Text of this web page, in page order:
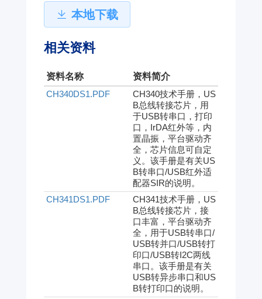
本地下载
相关资料
资料名称
资料简介
CH340DS1.PDF
CH340技术手册，US
B总线转接芯片，用
于USB转串口，打印
口，IrDA红外等，内
置晶振，平台驱动齐
全，芯片信息可自定
义。该手册是有关US
B转串口/USB红外适
配器SIR的说明。
CH341DS1.PDF
CH341技术手册，US
B总线转接芯片，接
口丰富，平台驱动齐
全，用于USB转串口/
USB转并口/USB转打
印口/USB转I2C两线
串口。该手册是有关
USB转异步串口和US
B转打印口的说明。